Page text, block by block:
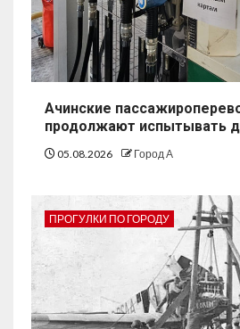
Ачинские
продолжают испытывать
05.08.2026 Город А
ПРОГУЛКИ ПО ГОРОДУ